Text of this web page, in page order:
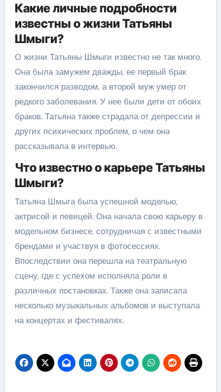
Какие личные подробности
известны о жизни Татьяны
Шмыги?
О жизни Татьяны Шмыги известно не так много.
Она была замужем дважды, ее первый брак
закончился разводом, а второй муж умер от
редкого заболевания. У нее были дети от обоих
браков. Татьяна также страдала от депрессии и
других психических проблем, о чем она
рассказывала в интервью.
Что известно о карьере Татьяны
Шмыги?
Татьяна Шмыга была успешной моделью,
актрисой и певицей. Она начала свою карьеру в
модельном бизнесе, сотрудничая с известными
брендами и участвуя в фотосессиях.
Впоследствии она перешла на театральную
сцену, где с успехом исполняла роли в
различных постановках. Также она записала
несколько музыкальных альбомов и выступала
на концертах и фестивалях.